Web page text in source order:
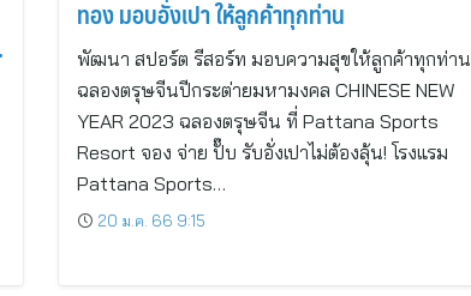
ทอง มอบอั่งเปา ให้ลูกค้าทุกท่าน
พัฒนา สปอร์ต รีสอร์ท มอบความสุขให้ลูกค้าทุกท่าน
ฉลองตรุษจีนปีกระต่ายมหามงคล CHINESE NEW
YEAR 2023 ฉลองตรุษจีน ที่ Pattana Sports
Resort จอง จ่าย ปั๊บ รับอั่งเปาไม่ต้องลุ้น! โรงแรม
Pattana Sports…
20 ม.ค. 66 9:15